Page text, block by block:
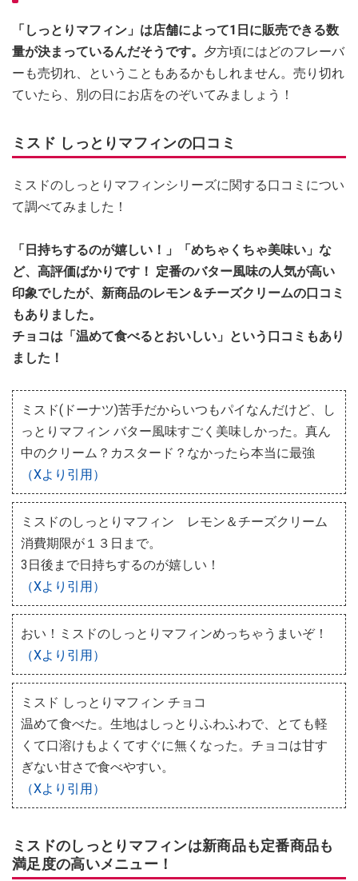
「しっとりマフィン」は店舗によって1日に販売できる数
量が決まっているんだそうです。 夕方頃にはどのフレーバ
ーも売切れ、ということもあるかもしれません。売り切れ
ていたら、別の日にお店をのぞいてみましょう！
ミスド しっとりマフィンの口コミ
ミスドのしっとりマフィンシリーズに関する口コミについ
て調べてみました！
「日持ちするのが嬉しい！」「めちゃくちゃ美味い」な
ど、高評価ばかりです！ 定番のバター風味の人気が高い
印象でしたが、新商品のレモン＆チーズクリームの口コミ
もありました。
チョコは「温めて食べるとおいしい」という口コミもあり
ました！
ミスド(ドーナツ)苦手だからいつもパイなんだけど、し
っとりマフィン バター風味すごく美味しかった。真ん
中のクリーム？カスタード？なかったら本当に最強
（Xより引用）
ミスドのしっとりマフィン レモン＆チーズクリーム
消費期限が１３日まで。
3日後まで日持ちするのが嬉しい！
（Xより引用）
おい！ミスドのしっとりマフィンめっちゃうまいぞ！
（Xより引用）
ミスド しっとりマフィン チョコ
温めて食べた。生地はしっとりふわふわで、とても軽
くて口溶けもよくてすぐに無くなった。チョコは甘す
ぎない甘さで食べやすい。
（Xより引用）
ミスドのしっとりマフィンは新商品も定番商品も
満足度の高いメニュー！